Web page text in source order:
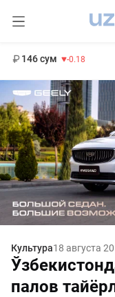
146 сум -0.18
Культура18 августа
палов